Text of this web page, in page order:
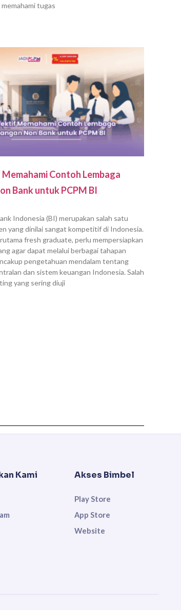
tugas
Contoh Lembaga
Bank untuk PCPM BI
Indonesia (BI) merupakan salah satu
yang dinilai sangat kompetitif di Indonesia.
fresh graduate, perlu mempersiapkan
agar dapat melalui berbagai tahapan
pengetahuan mendalam tentang
dan sistem keuangan Indonesia. Salah
yang sering diuji
Kami Akses Bimbel
Play Store
App Store
Website